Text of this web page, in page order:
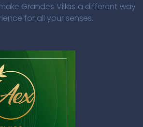
Grandes Villas a different way
for all your senses.